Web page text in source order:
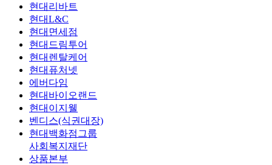
현대리바트
현대L&C
현대면세점
현대드림투어
현대렌탈케어
현대퓨처넷
에버다임
현대바이오랜드
현대이지웰
벤디스(식권대장)
현대백화점그룹
사회복지재단
상품본부